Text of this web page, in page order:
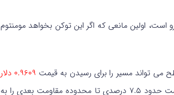
است، اولین مانعی که اگر این توکن بخواهد مومنتوم
می تواند مسیر را برای رسیدن به قیمت ۰.۹۶۰۹ دلار
هموار کند. عبور از این محدوده امکان دارد که افزایش قیمت حدود ۷.۵ درصدی تا محدوده مقاومت بعدی را به